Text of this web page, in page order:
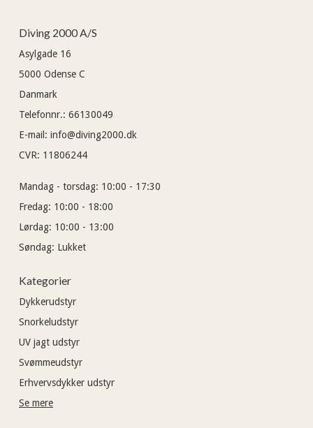
Diving 2000 A/S
Asylgade 16
5000 Odense C
Danmark
Telefonnr.: 66130049
E-mail : info@diving2000.dk
CVR: 11806244
Mandag - torsdag: 10:00 - 17:30
Fredag: 10:00 - 18:00
Lørdag: 10:00 - 13:00
Søndag: Lukket
Kategorier
Dykkerudstyr
Snorkeludstyr
UV jagt udstyr
Svømmeudstyr
Erhvervsdykker udstyr
Se mere